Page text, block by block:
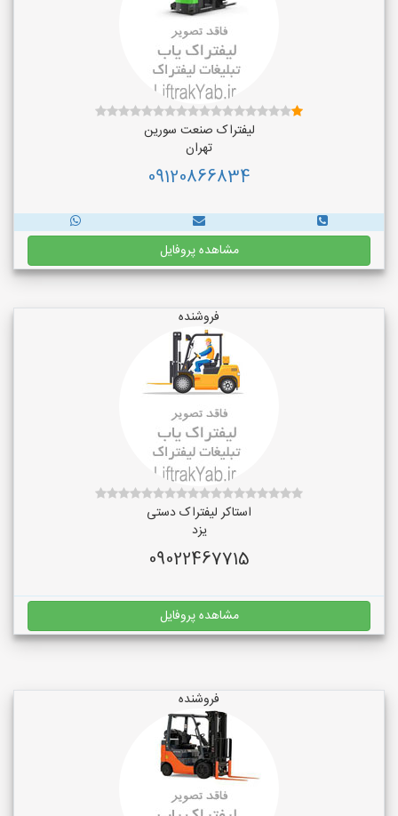
لیفتراک صنعت سورین
تهران
09120866834
مشاهده پروفایل
فروشنده
استاکر لیفتراک دستی
یزد
09022467715
مشاهده پروفایل
فروشنده